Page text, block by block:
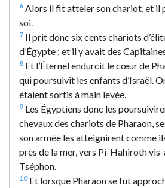
6 Alors il fit atteler son chariot, et il
soi.
7 Il prit donc six cents chariots
d’Égypte ; et il y avait des
8 Et l’Éternel endurcit le cœur de
qui poursuivit les enfants d’Israël.
étaient sortis à main levée.
9 Les Égyptiens donc les
chevaux des chariots de Pharaon,
son armée les atteignirent comme
près de la mer, vers Pi-Hahiroth
Tséphon.
10Et lorsque Pharaon se fut